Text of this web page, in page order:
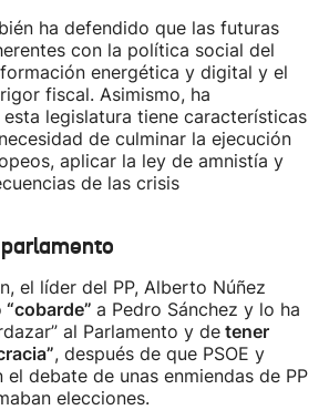
ha defendido que las futuras
con la política social del
energética y digital y el
fiscal. Asimismo, ha
legislatura tiene características
de culminar la ejecución
aplicar la ley de amnistía y
de las crisis
el líder del PP, Alberto Núñez
“cobarde” a Pedro Sánchez y lo ha
al Parlamento y de tener
, después de que PSOE y
el debate de unas enmiendas de PP
elecciones.